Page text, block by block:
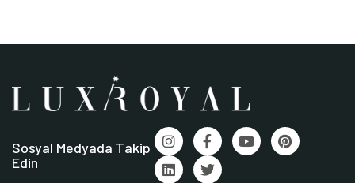
Sosyal Medyada Takip
Edin